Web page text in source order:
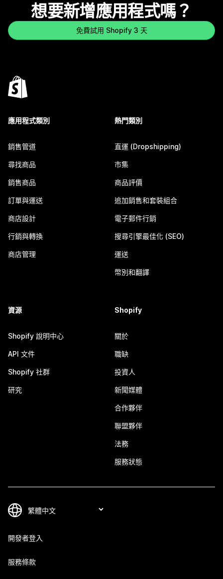
想要新增應用程式嗎？
免費試用 Shopify 3 天
應用程式類別
銷售管道
尋找商品
銷售商品
訂單與運送
商店設計
行銷與轉換
商店管理
熱門類別
直運 (Dropshipping)
市集
商品評價
追加銷售和套裝組合
電子郵件行銷
搜尋引擎最佳化 (SEO)
運送
幣別和翻譯
資源
Shopify 說明中心
API 文件
Shopify 社群
研究
Shopify
關於
職缺
投資人
新聞媒體
合作夥伴
聯盟夥伴
法務
服務狀態
開發者登入
服務條款